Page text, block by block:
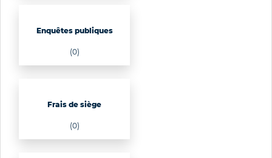
Enquêtes publiques
(0)
Frais de siège
(0)